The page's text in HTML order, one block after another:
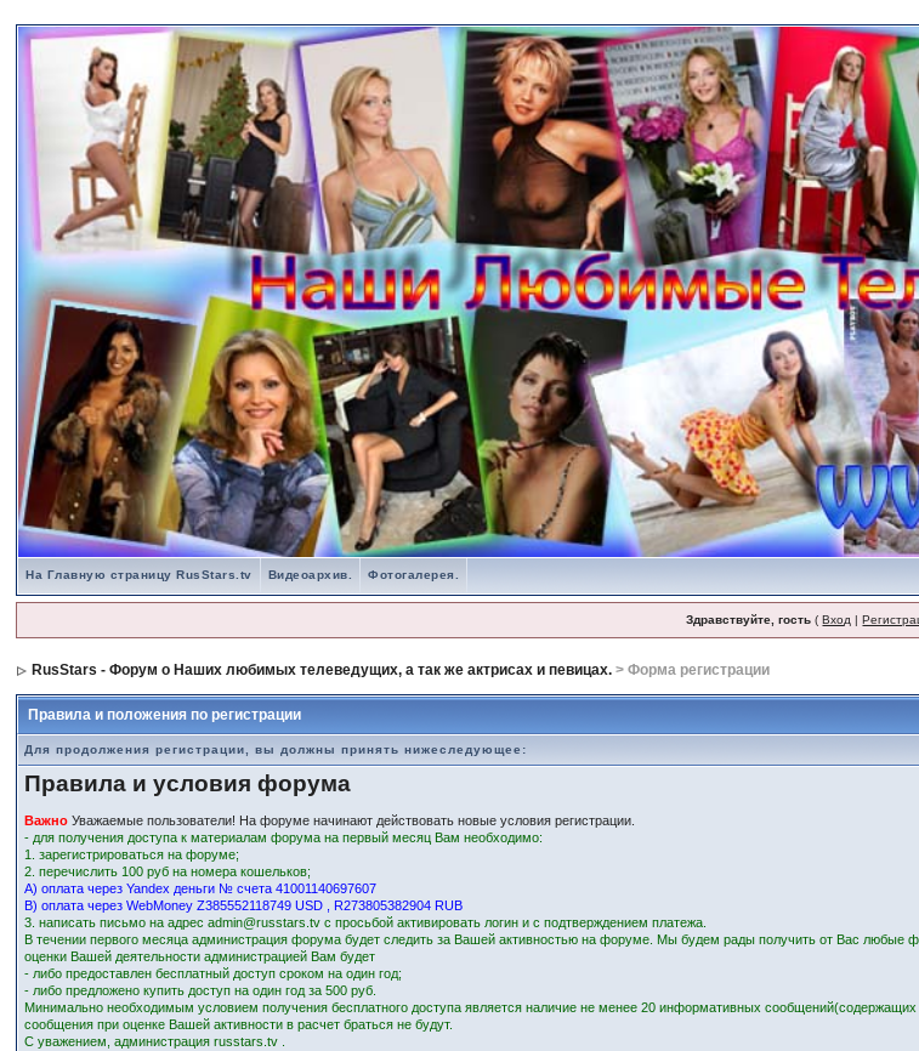
На Главную страницу RusStars.tv Видеоархив. Фотогалерея.
Здравствуйте, гость (Вход |
RusStars - Форум о Наших любимых телеведущих, а так же актрисах и певицах. > Форма регистрации
Правила и положения по регистрации
Для продолжения регистрации, вы должны принять нижеследующее:
Правила и условия форума
Важно Уважаемые пользователи! На форуме начинают действовать новые условия регистрации.
- для получения доступа к материалам форума на первый месяц Вам необходимо:
1. зарегистрироваться на форуме;
2. перечислить 100 руб на номера кошельков;
А) оплата через Yandex деньги № счета 41001140697607
В) оплата через WebMoney Z385552118749 USD , R273805382904 RUB
3. написать письмо на адрес admin@russtars.tv с просьбой активировать логин и с подтверждением платежа.
В течении первого месяца администрация форума будет следить за Вашей активностью на форуме. Мы будем рады получить от Вас любые
оценки Вашей деятельности администрацией Вам будет
- либо предоставлен бесплатный доступ сроком на один год;
- либо предложено купить доступ на один год за 500 руб.
Минимально необходимым условием получения бесплатного доступа является наличие не менее 20 информативных
сообщения при оценке Вашей активности в расчет браться не будут.
С уважением, администрация russtars.tv .